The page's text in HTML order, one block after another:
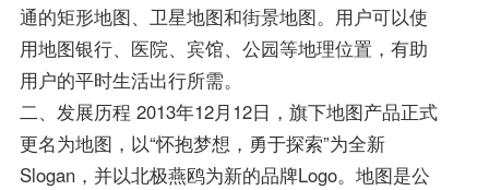
通的矩形地图、卫星地图和街景地图。用户可以使
用地图银行、医院、宾馆、公园等地理位置，有助
用户的平时生活出行所需。
二、发展历程 2013年12月12日，旗下地图产品正式
更名为地图，以“怀抱梦想，勇于探索”为全新
Slogan，并以北极燕鸥为新的品牌Logo。地图是公